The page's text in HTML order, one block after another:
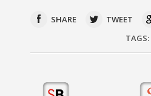
SHARE TWEET
TAGS: